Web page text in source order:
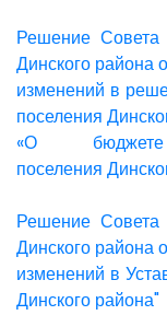
Решение Совета
Динского района
изменений в
поселения
«О бюджете
поселения
Решение Совета
Динского района
изменений в
Динского района"